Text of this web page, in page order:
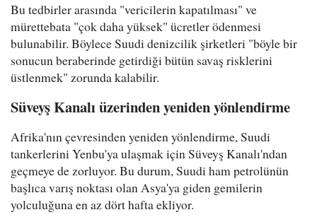
Bu tedbirler arasında "vericilerin kapatılması" ve
mürettebata "çok daha yüksek" ücretler ödenmesi
bulunabilir. Böylece Suudi denizcilik şirketleri "böyle bir
sonucun beraberinde getirdiği bütün savaş risklerini
üstlenmek" zorunda kalabilir.
Süveyş Kanalı üzerinden yeniden yönlendirme
Afrika'nın çevresinden yeniden yönlendirme, Suudi
tankerlerini Yenbu'ya ulaşmak için Süveyş Kanalı'ndan
geçmeye de zorluyor. Bu durum, Suudi ham petrolünün
başlıca varış noktası olan Asya'ya giden gemilerin
yolculuğuna en az dört hafta ekliyor.